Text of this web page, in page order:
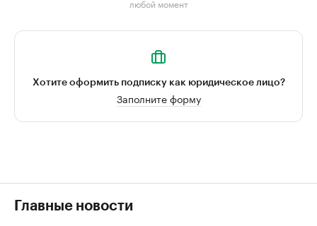
любой момент
Хотите оформить подписку как юридическое лицо?
Заполните форму
Главные новости